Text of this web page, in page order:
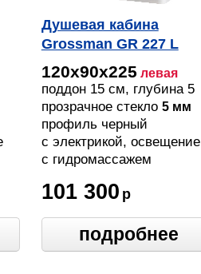
Душевая кабина
Grossman GR 227 L
120х90х225 левая
поддон 15 см, глубина 5
см
прозрачное стекло 5 мм
профиль черный
с электрикой, освещение
c гидромассажем
101 300 р
подробнее